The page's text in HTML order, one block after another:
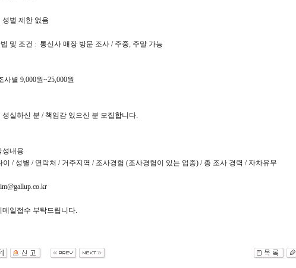
성별 제한 없음
및 조건 : 통신사 매장 방문 조사 / 주중, 주말 가능
사별 9,000원~25,000원
성실하신 분 / 책임감 있으신 분 모집합니다.
성내용
이 / 성별 / 연락처 / 거주지역 / 조사경험 (조사경험이 있는 업종) / 총 조사 경력 / 자차유무
메일접수 부탁드립니다.